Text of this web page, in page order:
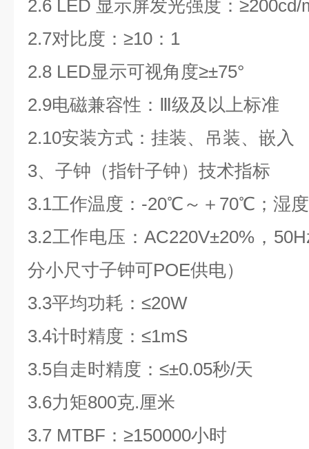
2.6 LED 显示屏发光强度： ≥200cd/
2.7对比度： ≥10 ： 1
2.8 LED显示可视角度≥±75°
2.9电磁兼容性：Ⅲ级及以上标准
2.10安装方式：挂装、吊装、嵌入
3、 子钟（指针子钟） 技术指标
3.1工作温度： -20℃～＋ 70℃；湿
3.2工作电压：AC220V±20% ，
分小尺寸子钟可POE供电）
3.3平均功耗：≤20W
3.4计时精度： ≤1mS
3.5自走时精度： ≤±0.05秒/天
3.6力矩800克.厘米
3.7 MTBF ： ≥150000小时